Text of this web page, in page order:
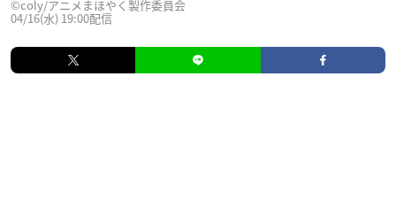
©coly/アニメまほやく製作委員会
04/16(水) 19:00配信